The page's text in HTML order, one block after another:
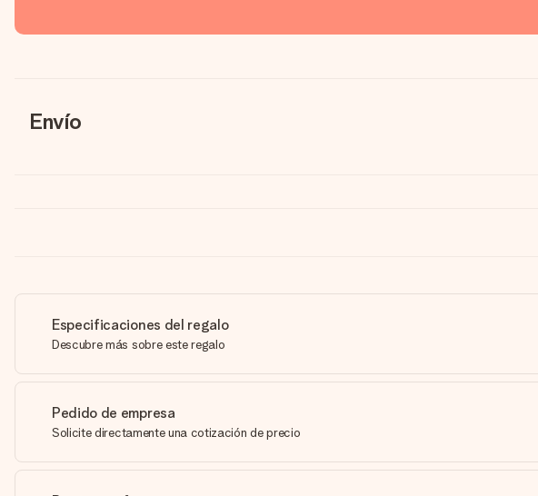
Envío
Especificaciones del regalo
Descubre más sobre este regalo
Pedido de empresa
Solicite directamente una cotización de precio